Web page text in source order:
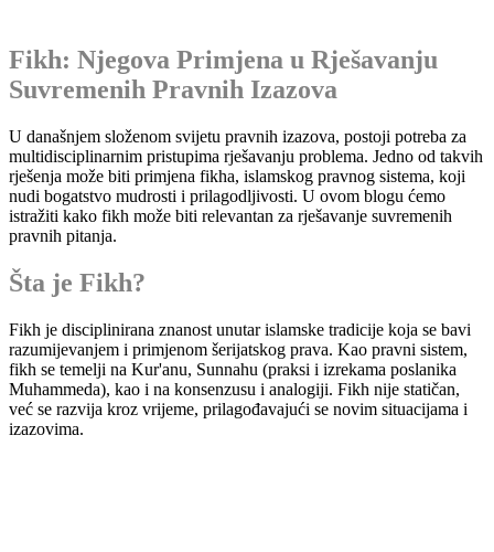
Fikh: Njegova Primjena u Rješavanju
Suvremenih Pravnih Izazova
U današnjem složenom svijetu pravnih izazova, postoji potreba za
multidisciplinarnim pristupima rješavanju problema. Jedno od takvih
rješenja može biti primjena fikha, islamskog pravnog sistema, koji
nudi bogatstvo mudrosti i prilagodljivosti. U ovom blogu ćemo
istražiti kako fikh može biti relevantan za rješavanje suvremenih
pravnih pitanja.
Šta je Fikh?
Fikh je disciplinirana znanost unutar islamske tradicije koja se bavi
razumijevanjem i primjenom šerijatskog prava. Kao pravni sistem,
fikh se temelji na Kur'anu, Sunnahu (praksi i izrekama poslanika
Muhammeda), kao i na konsenzusu i analogiji. Fikh nije statičan,
već se razvija kroz vrijeme, prilagođavajući se novim situacijama i
izazovima.